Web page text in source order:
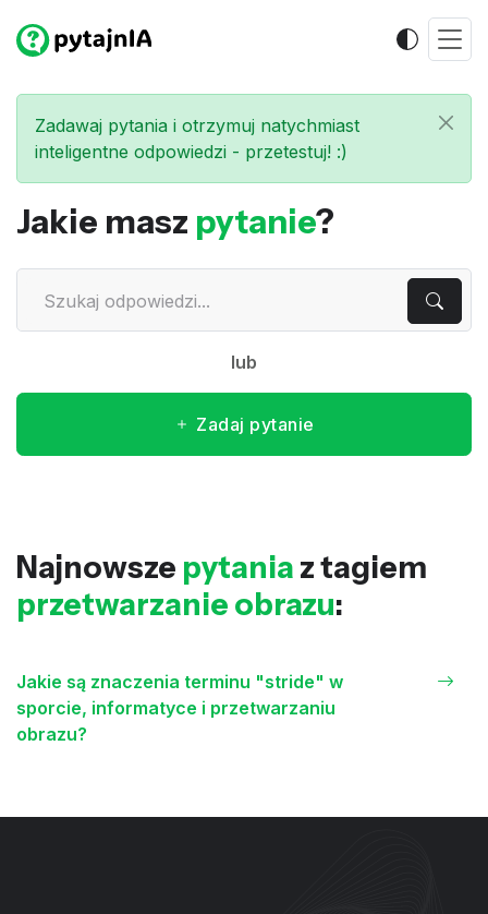
Zadawaj pytania i otrzymuj natychmiast
inteligentne odpowiedzi - przetestuj! :)
Jakie masz pytanie?
lub
Zadaj pytanie
Najnowsze pytania z tagiem
przetwarzanie obrazu:
Jakie są znaczenia terminu "stride" w
sporcie, informatyce i przetwarzaniu
obrazu?